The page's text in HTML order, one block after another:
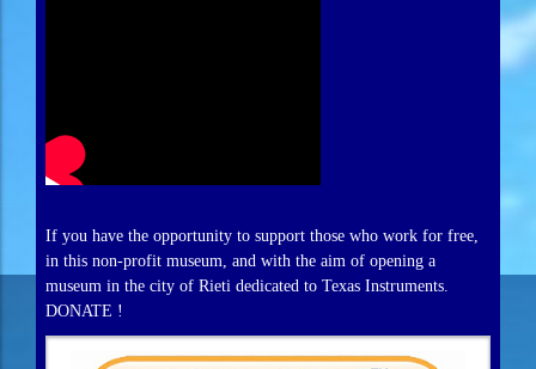
If you have the opportunity to support those who work for free,
in this non-profit museum, and with the aim of opening a
museum in the city of Rieti dedicated to Texas Instruments.
DONATE !